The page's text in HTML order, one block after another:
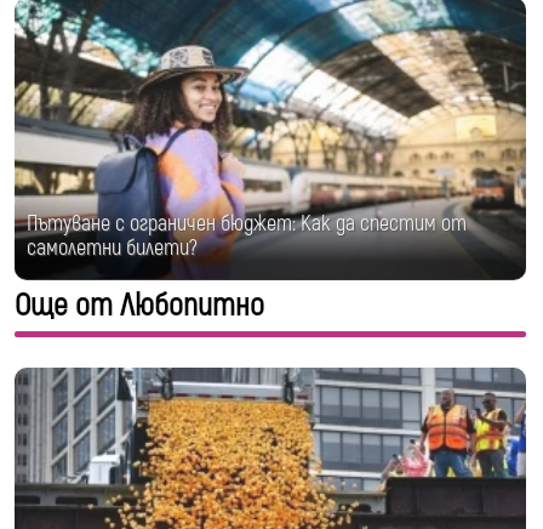
Пътуване с ограничен бюджет: Как да спестим от
самолетни билети?
Още от Любопитно